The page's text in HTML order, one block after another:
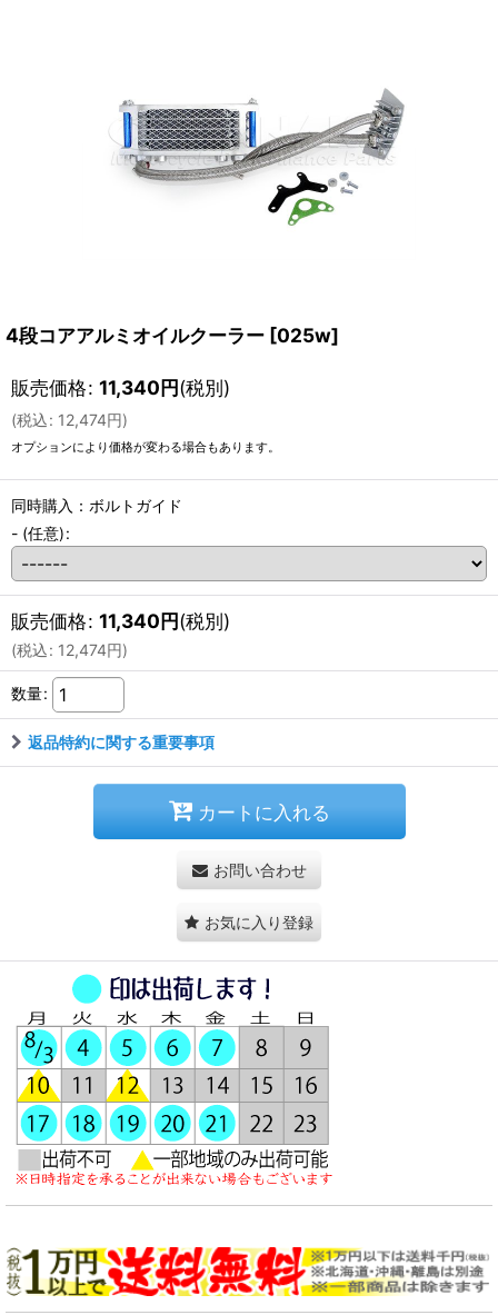
4段コアアルミオイルクーラー [025w]
販売価格: 11,340円(税別)
(税込: 12,474円)
オプションにより価格が変わる場合もあります。
同時購入：ボルトガイド
- (任意):
販売価格: 11,340円(税別)
(税込: 12,474円)
数量:
返品特約に関する重要事項
カートに入れる
お問い合わせ
お気に入り登録